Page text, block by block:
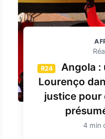
R24
Angola :
Lourenço
justice
4 min